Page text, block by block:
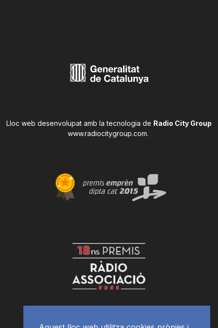
Lloc web desenvolupat amb la tecnologia de Radio City Group
www.radiocitygroup.com.